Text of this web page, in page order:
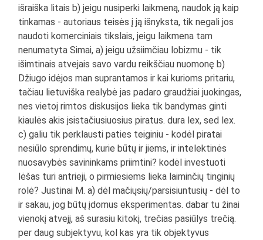
išraiška litais b) jeigu nusiperki laikmeną, naudok ją kaip
tinkamas - autoriaus teisės į ją išnyksta, tik negali jos
naudoti komerciniais tikslais, jeigu laikmena tam
nenumatyta Simai, a) jeigu užsiimčiau lobizmu - tik
išimtinais atvejais savo vardu reikščiau nuomonę b)
Džiugo idėjos man suprantamos ir kai kurioms pritariu,
tačiau lietuviška realybė jas padaro graudžiai juokingas,
nes vietoj rimtos diskusijos lieka tik bandymas ginti
kiaulės akis įsistačiusiuosius piratus. dura lex, sed lex.
c) galiu tik perklausti paties teiginiu - kodėl piratai
nesiūlo sprendimų, kurie būtų ir jiems, ir intelektinės
nuosavybės savininkams priimtini? kodėl investuoti
lėšas turi antrieji, o pirmiesiems lieka laiminčių tinginių
rolė? Justinai M. a) dėl mačiųsių/parsisiuntusių - dėl to
ir sakau, jog būtų įdomus eksperimentas. dabar tu žinai
vienokį atvejį, aš surasiu kitokį, trečias pasiūlys trečią.
per daug subjektyvu, kol kas yra tik objektyvus